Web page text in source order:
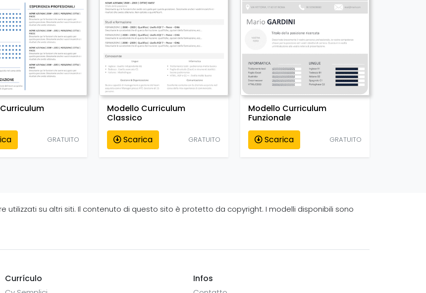
GRATUITO
Modello Curriculum
Classico
Scarica
GRATUITO
Modello Curriculum
Funzionale
Scarica
GRATUITO
utilizzati su altri siti. Il contenuto di questo sito è protetto da copyright. I modelli disponibili sono
Currículo Infos